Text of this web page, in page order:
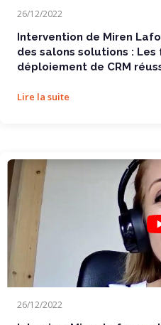
26/12/2022
Intervention de Miren
des salons solutions :
déploiement de CRM
Lire la suite
26/12/2022